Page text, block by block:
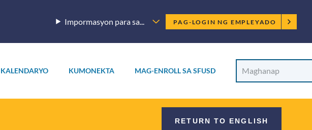
Impormasyon para sa...
Menu
ng
empleyado
PAG-LOGIN NG EMPLEYADO
KUMONEKTA MAG-ENROLL SA SFUSD
site
sa
Site
RETURN TO ENGLISH